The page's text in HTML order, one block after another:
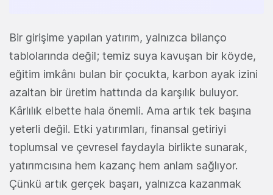
Bir girişime yapılan yatırım, yalnızca bilanço
tablolarında değil; temiz suya kavuşan bir köyde,
eğitim imkânı bulan bir çocukta, karbon ayak izini
azaltan bir üretim hattında da karşılık buluyor.
Kârlılık elbette hala önemli. Ama artık tek başına
yeterli değil. Etki yatırımları, finansal getiriyi
toplumsal ve çevresel faydayla birlikte sunarak,
yatırımcısına hem kazanç hem anlam sağlıyor.
Çünkü artık gerçek başarı, yalnızca kazanmak